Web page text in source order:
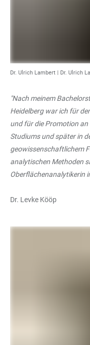
Dr. Ulrich Lambert | Dr. Ulrich
"Nach meinem
Heidelberg war ich für
und für die Promotion an
Studiums und später in
geowissenschaftlichem
analytischen Methoden
Oberflächenanalytikerin
Dr. Levke Kööp